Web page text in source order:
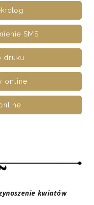
SMS
druku
online
kwiatów